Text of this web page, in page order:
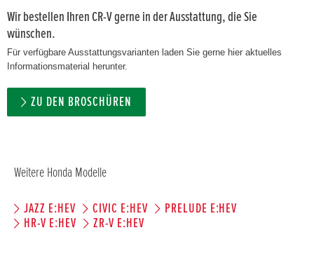
Wir bestellen Ihren CR-V gerne in der Ausstattung, die Sie
wünschen.
Für verfügbare Ausstattungsvarianten laden Sie gerne hier aktuelles
Informationsmaterial herunter.
ZU DEN BROSCHÜREN
Weitere Honda Modelle
JAZZ E:HEV CIVIC E:HEV
PRELUDE E:HEV
HR-V E:HEV
ZR-V E:HEV